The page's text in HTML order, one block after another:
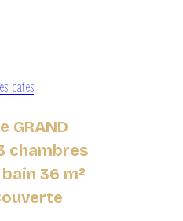
dates
GRAND
chambres
36 m²